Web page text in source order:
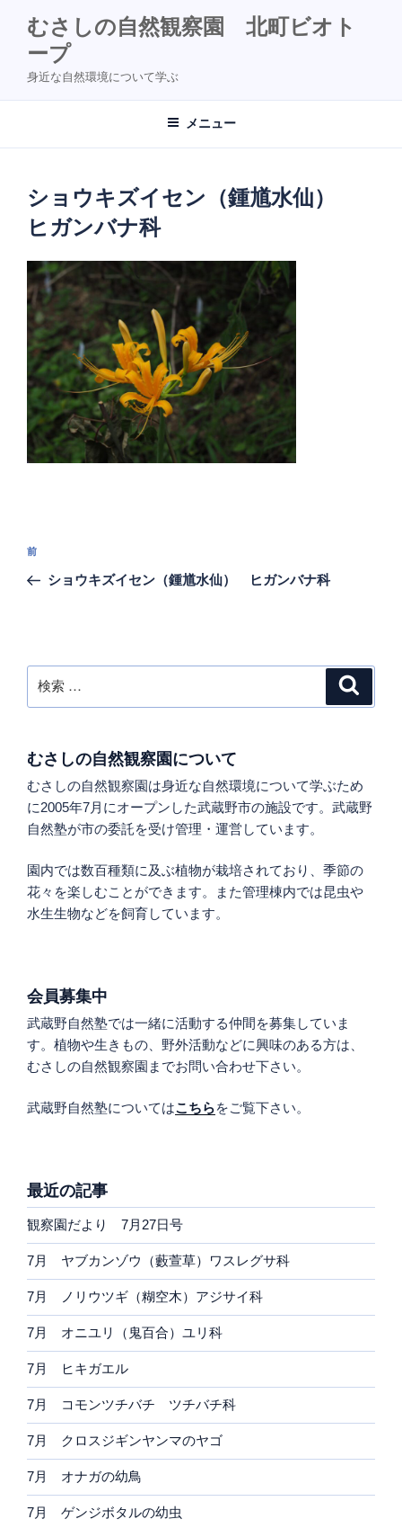
むさしの自然観察園 北町ビオト
ープ
身近な自然環境について学ぶ
メニュー
ショウキズイセン（鍾馗水仙）
ヒガンバナ科
投
ナ
ー
シ
過
去
前
ショウキズイセン（鍾馗水仙） ヒガンバナ科
索:
むさしの自然観察園について
むさしの自然観察園は身近な自然環境について学ぶため
に2005年7月にオープンした武蔵野市の施設です。武蔵野
自然塾が市の委託を受け管理・運営しています。
園内では数百種類に及ぶ植物が栽培されており、季節の
花々を楽しむことができます。また管理棟内では昆虫や
水生生物などを飼育しています。
会員募集中
武蔵野自然塾では一緒に活動する仲間を募集していま
す。植物や生きもの、野外活動などに興味のある方は、
むさしの自然観察園までお問い合わせ下さい。
武蔵野自然塾についてはこちらをご覧下さい。
最近の記事
観察園だより 7月27日号
7月 ヤブカンゾウ（藪萱草）ワスレグサ科
7月 ノリウツギ（糊空木）アジサイ科
7月 オニユリ（鬼百合）ユリ科
7月 ヒキガエル
7月 コモンツチバチ ツチバチ科
7月 クロスジギンヤンマのヤゴ
7月 オナガの幼鳥
7月 ゲンジボタルの幼虫